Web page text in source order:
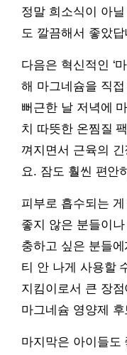
정말 희소식이 아
도 깔끔해서 좋았답
다음은 혁신적인 ‘
해 마그네슘을 직
뻐근한 날 저녁에
치 따뜻한 온찜질
껴지면서 근육의
요. 잠도 훨씬 편안
피부로 흡수되는
좋지 않은 분들이
충하고 싶은 분들
티 안 나게 사용할
지킴이로서 큰 장
마그네슘 영양제
마지막은 아이들도